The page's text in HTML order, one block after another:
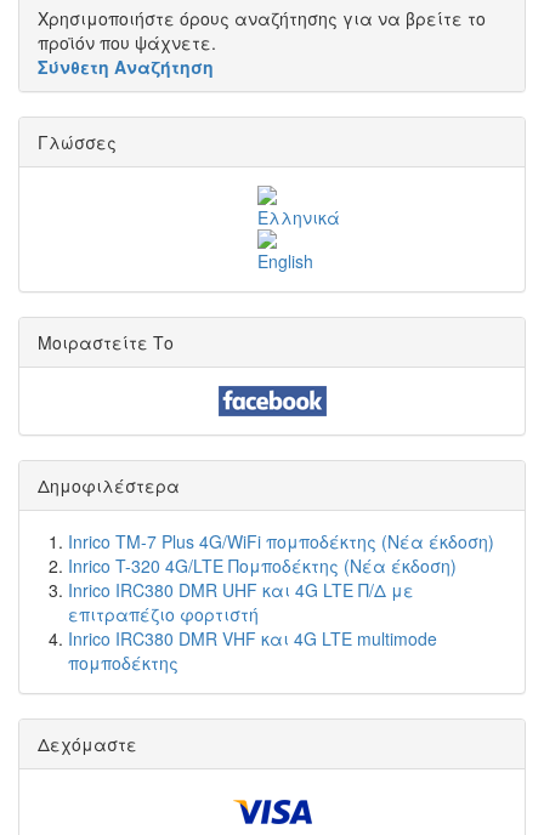
Χρησιμοποιήστε όρους αναζήτησης για να βρείτε το
προϊόν που ψάχνετε.
Σύνθετη Αναζήτηση
Γλώσσες
Μοιραστείτε Το
Δημοφιλέστερα
Inrico TM-7 Plus 4G/WiFi πομποδέκτης (Νέα έκδοση)
Inrico T-320 4G/LTE Πομποδέκτης (Νέα έκδοση)
Inrico IRC380 DMR UHF και 4G LTE Π/Δ με
επιτραπέζιο φορτιστή
Inrico IRC380 DMR VHF και 4G LTE multimode
πομποδέκτης
Δεχόμαστε